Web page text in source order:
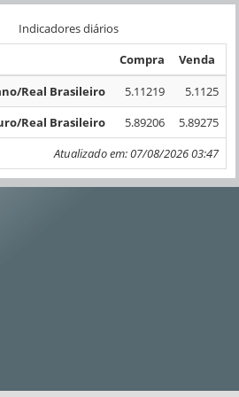
Indicadores diários
Compra
Venda
Real Brasileiro
5.11219
5.1125
Real Brasileiro
5.89206
5.89275
Atualizado em: 07/08/2026 03:47